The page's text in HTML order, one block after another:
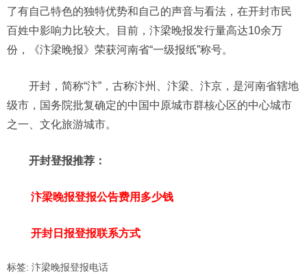
了有自己特色的独特优势和自己的声音与看法，在开封市民
百姓中影响力比较大。目前，汴梁晚报发行量高达10余万
份，《汴梁晚报》荣获河南省“一级报纸”称号。
开封，简称“汴”，古称汴州、汴梁、汴京，是河南省辖地
级市，国务院批复确定的中国中原城市群核心区的中心城市
之一、文化旅游城市。
开封登报推荐：
汴梁晚报登报公告费用多少钱
开封日报登报联系方式
标签: 汴梁晚报登报电话